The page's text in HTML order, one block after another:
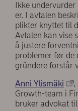
Ikke
er. I avtalen
plikter knyttet til
Avtalen kan vise
å justere
problemer før de
gründere forstår
Anni Ylismäki
Growth-team i
bruker advokat